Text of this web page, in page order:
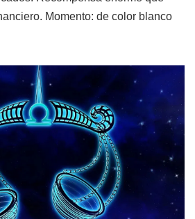
Momento: de color blanco